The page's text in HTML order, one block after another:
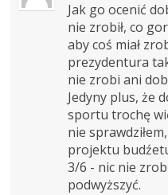
Jak go ocenić
nie zrobił, co
aby coś miał
prezydentura
nie zrobi ani
Jedyny plus, że
sportu trochę
nie
projektu
3/6 - nic nie
podwyższyć.